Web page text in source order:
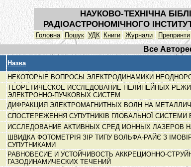
НАУКОВО-ТЕХНІЧНА
РАДІОАСТРОНОМІЧНОГО
Головна Пошук УДК Книги Журнали Препринти
Все
Назва
НЕКОТОРЫЕ ВОПРОСЫ ЭЛЕКТРОДИНАМИКИ
ТЕОРЕТИЧЕСКОЕ ИССЛЕДОВАНИЕ НЕЛИНЕЙНЫХ
ЭЛЕКТРОННО-ПУЧКОВЫХ СИСТЕМ
ДИФРАКЦИЯ ЭЛЕКТРОМАГНИТНЫХ ВОЛН НА
СПОСТЕРЕЖЕННЯ СУПУТНИКІВ ГЛОБАЛЬНОЇ СИСТЕМИ
ИССЛЕДОВАНИЕ АКТИВНЫХ СРЕД ИОННЫХ ЛАЗЕРОВ
ШВИДКА ФОТОМЕТРІЯ ЗІР ТИПУ ВОЛЬФА-РАЙЄ З
СУПУТНИКАМИ
РАВНОВЕСИЕ И УСТОЙЧИВОСТЬ АККРЕЦИОННО-
ГАЗОДИНАМИЧЕСКИХ ТЕЧЕНИЙ